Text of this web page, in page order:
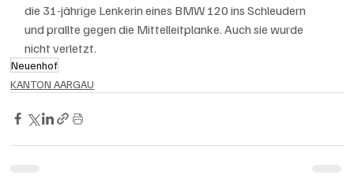
die 31-jährige Lenkerin eines BMW 120 ins Schleudern
und prallte gegen die Mittelleitplanke. Auch sie wurde
nicht verletzt.
Neuenhof
KANTON AARGAU